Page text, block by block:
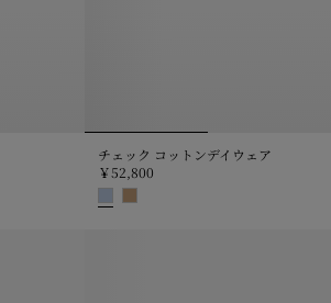
チェック コットンデイウェア
￥52,800